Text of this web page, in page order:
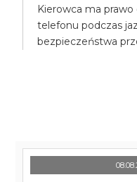
Kierowca ma
telefonu podczas
bezpieczeństwa